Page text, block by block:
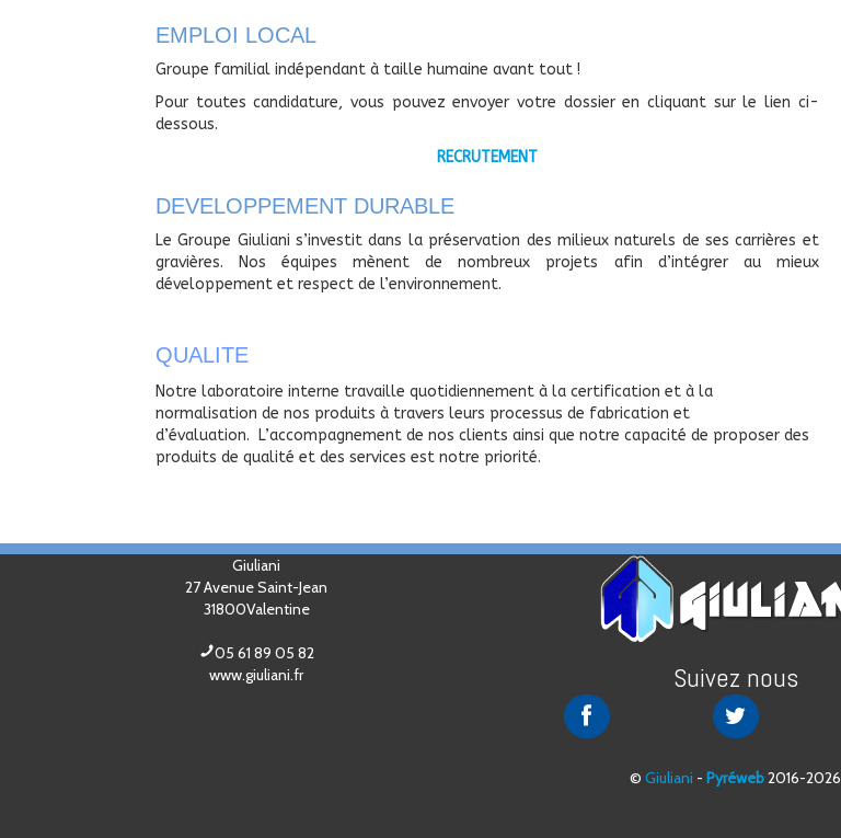
EMPLOI LOCAL
Groupe familial indépendant à taille humaine avant tout !
Pour toutes candidature, vous pouvez envoyer votre dossier en cliquant sur le lien ci-
dessous.
RECRUTEMENT
DEVELOPPEMENT DURABLE
Le Groupe Giuliani s’investit dans la préservation des milieux naturels de ses carrières et
gravières. Nos équipes mènent de nombreux projets afin d’intégrer au mieux
développement et respect de l’environnement.
QUALITE
Notre laboratoire interne travaille quotidiennement à la certification et à la
normalisation de nos produits à travers leurs processus de fabrication et
d’évaluation. L’accompagnement de nos clients ainsi que notre capacité de proposer des
produits de qualité et des services est notre priorité.
Suivez nous
Giuliani
Giuliani
©Giuliani -Pyréweb2016-2026
Giuliani
27 Avenue Saint-Jean
31800Valentine
05 61 89 05 82
www.giuliani.fr